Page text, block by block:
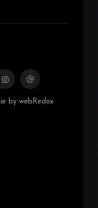
by webRedox